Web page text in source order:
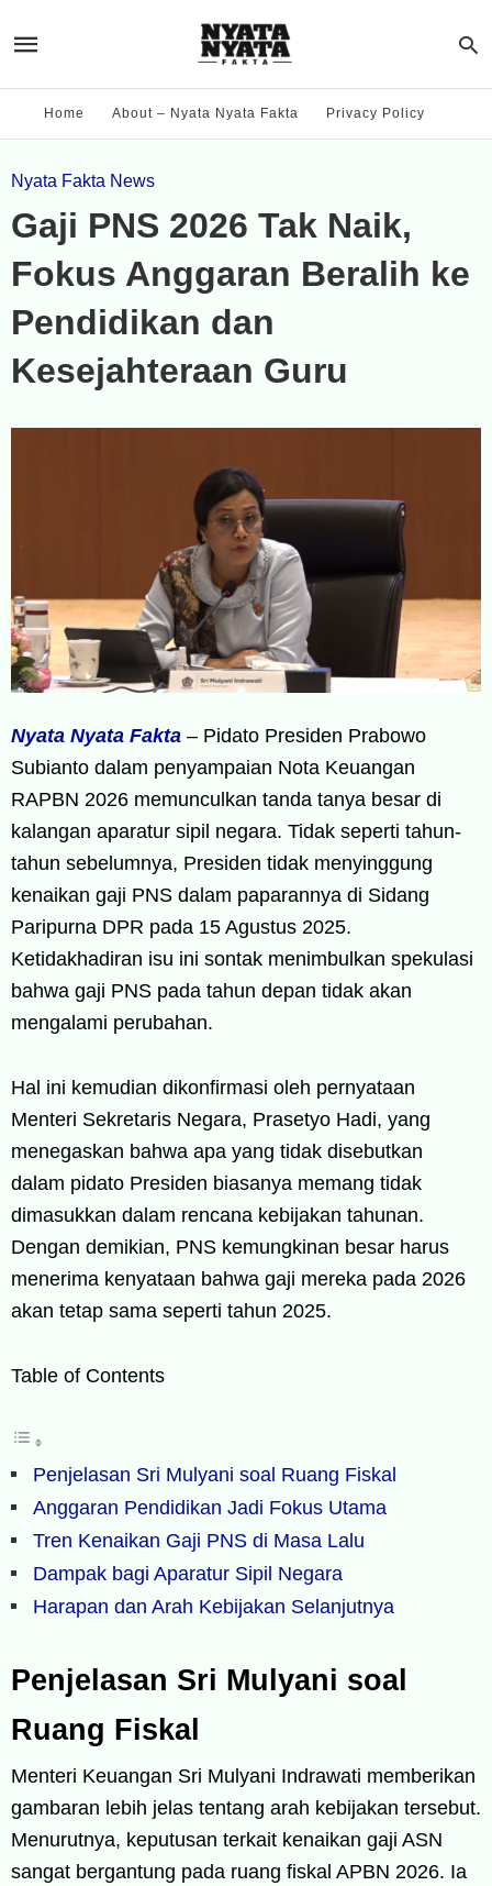
Home About – Nyata Nyata Fakta Privacy Policy
Nyata Fakta News
Gaji PNS 2026 Tak Naik,
Fokus Anggaran Beralih ke
Pendidikan dan
Kesejahteraan Guru
Nyata Nyata Fakta – Pidato Presiden Prabowo
Subianto dalam penyampaian Nota Keuangan
RAPBN 2026 memunculkan tanda tanya besar di
kalangan aparatur sipil negara. Tidak seperti tahun-
tahun sebelumnya, Presiden tidak menyinggung
kenaikan gaji PNS dalam paparannya di Sidang
Paripurna DPR pada 15 Agustus 2025.
Ketidakhadiran isu ini sontak menimbulkan spekulasi
bahwa gaji PNS pada tahun depan tidak akan
mengalami perubahan.
Hal ini kemudian dikonfirmasi oleh pernyataan
Menteri Sekretaris Negara, Prasetyo Hadi, yang
menegaskan bahwa apa yang tidak disebutkan
dalam pidato Presiden biasanya memang tidak
dimasukkan dalam rencana kebijakan tahunan.
Dengan demikian, PNS kemungkinan besar harus
menerima kenyataan bahwa gaji mereka pada 2026
akan tetap sama seperti tahun 2025.
Table of Contents
Penjelasan Sri Mulyani soal Ruang Fiskal
Anggaran Pendidikan Jadi Fokus Utama
Tren Kenaikan Gaji PNS di Masa Lalu
Dampak bagi Aparatur Sipil Negara
Harapan dan Arah Kebijakan Selanjutnya
Penjelasan Sri Mulyani soal
Ruang Fiskal
Menteri Keuangan Sri Mulyani Indrawati memberikan
gambaran lebih jelas tentang arah kebijakan tersebut.
Menurutnya, keputusan terkait kenaikan gaji ASN
sangat bergantung pada ruang fiskal APBN 2026. Ia